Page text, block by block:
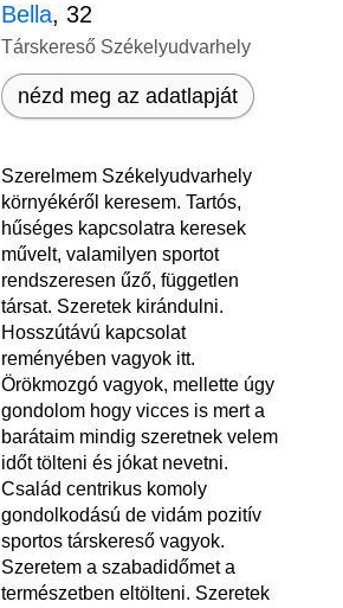
Bella, 32
Társkereső Székelyudvarhely
nézd meg az adatlapját
Szerelmem Székelyudvarhely
környékéről keresem. Tartós,
hűséges kapcsolatra keresek
művelt, valamilyen sportot
rendszeresen űző, független
társat. Szeretek kirándulni.
Hosszútávú kapcsolat
reményében vagyok itt.
Örökmozgó vagyok, mellette úgy
gondolom hogy vicces is mert a
barátaim mindig szeretnek velem
időt tölteni és jókat nevetni.
Család centrikus komoly
gondolkodású de vidám pozitív
sportos társkereső vagyok.
Szeretem a szabadidőmet a
természetben eltölteni. Szeretek